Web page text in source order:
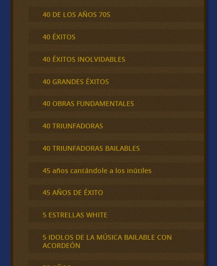
40 DE LOS AÑOS 70S
40 ÉXITOS
40 ÉXITOS INOLVIDABLES
40 GRANDES ÉXITOS
40 OBRAS FUNDAMENTALES
40 TRIUNFADORAS
40 TRIUNFADORAS BAILABLES
45 años cantándole a los inútiles
45 AÑOS DE ÉXITO
5 ESTRELLAS WHITE
5 IDOLOS DE LA MÚSICA BAILABLE CON
ACORDEÓN